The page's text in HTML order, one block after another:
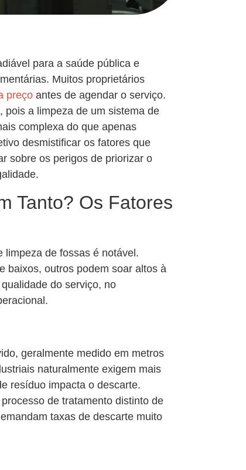
para a saúde pública e
Muitos proprietários
preço antes de agendar o serviço.
pois a limpeza de um sistema de
complexa do que apenas
desmistificar os fatores que
sobre os perigos de priorizar o
Tanto? Os Fatores
limpeza de fossas é notável.
baixos, outros podem soar altos à
do serviço, no
geralmente medido em metros
naturalmente exigem mais
resíduo impacta o descarte.
de tratamento distinto de
taxas de descarte muito